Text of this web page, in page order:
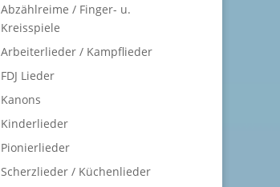
Abzählreime / Finger- u.
Kreisspiele
Arbeiterlieder / Kampflieder
FDJ Lieder
Kanons
Kinderlieder
Pionierlieder
Scherzlieder / Küchenlieder